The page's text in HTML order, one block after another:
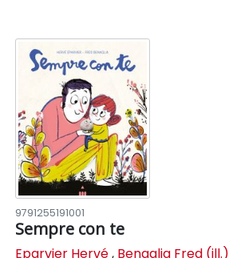
9791255191001
Sempre con te
Eparvier Hervé, Benaglia Fred (ill.)